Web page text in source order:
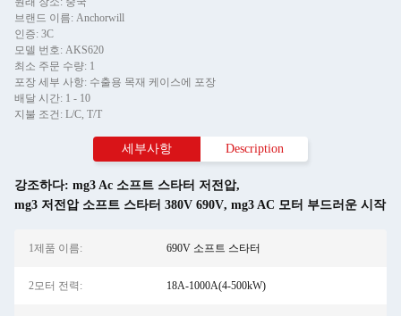
브랜드 이름: Anchorwill
인증: 3C
모델 번호: AKS620
최소 주문 수량: 1
포장 세부 사항: 수출용 목재 케이스에 포장
배달 시간: 1 - 10
지불 조건: L/C, T/T
세부사항 Description
강조하다: mg3 Ac 소프트 스타터 저전압,
mg3 저전압 소프트 스타터 380V 690V, mg3 AC 모터 부드러운 시작
1제품 이름: 690V 소프트 스타터
2모터 전력: 18A-1000A(4-500kW)